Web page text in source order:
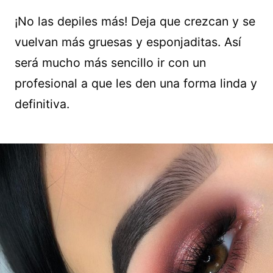
¡No las depiles más! Deja que crezcan y se
vuelvan más gruesas y esponjaditas. Así
será mucho más sencillo ir con un
profesional a que les den una forma linda y
definitiva.